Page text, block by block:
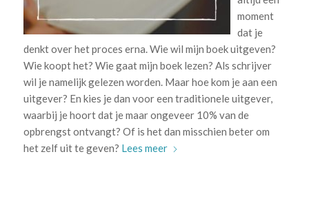
moment
dat je
denkt over het proces erna. Wie wil mijn boek uitgeven?
Wie koopt het? Wie gaat mijn boek lezen? Als schrijver
wil je namelijk gelezen worden. Maar hoe kom je aan een
uitgever? En kies je dan voor een traditionele uitgever,
waarbij je hoort dat je maar ongeveer 10% van de
opbrengst ontvangt? Of is het dan misschien beter om
het zelf uit te geven? Lees meer